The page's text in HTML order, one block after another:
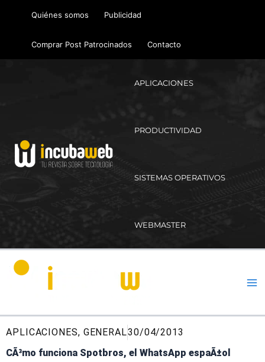
Quiénes somos Publicidad
Comprar Post Patrocinados Contacto
APLICACIONES
PRODUCTIVIDAD
SISTEMAS OPERATIVOS
WEBMASTER
APLICACIONES, GENERAL30/04/2013
CÃ³mo funciona Spotbros, el WhatsApp espaÃ±ol